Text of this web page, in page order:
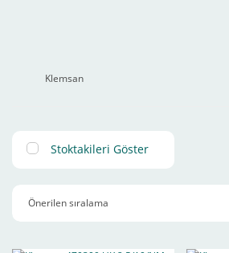
Klemsan
Stoktakileri Göster